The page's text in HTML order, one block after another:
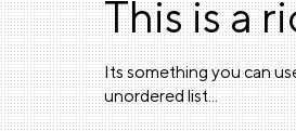
This is a
Its something you can
unordered list...